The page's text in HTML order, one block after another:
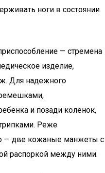
ноги в состоянии
— стремена
изделие,
Для надежного
и позади коленок,
Реже
— две кожаные манжеты с
распоркой между ними.